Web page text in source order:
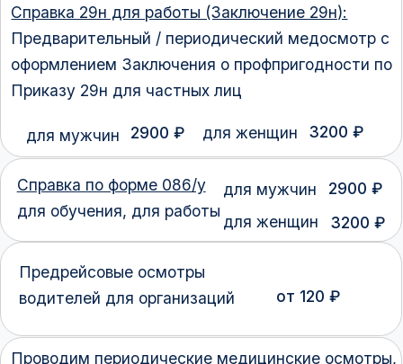
Предрейсовые осмотры
водителей для организаций
для обучения, для работы
от 120 ₽
для женщин 3200 ₽
в соответствии с Приказом 29н, как у нас в
медицинском центре, так и выездом к Вам на
предприятие, без отрыва от производства.
Предоставляем всю закрывающую
документацию в течении 14 - 21 дней.
Заключительные акты мы самостоятельно
подписываем в Вашем территориальном
Роспотребнадзоре, после предоставляем Вам
Ваш подписанный экземпляр.
Внимание! При заключении договора с
организациями предусмотрены скидки!